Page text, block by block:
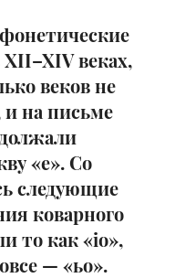
веках,
веков не
и на письме
«е». Со
следующие
коварного
то как «iо»,
— «ьо».